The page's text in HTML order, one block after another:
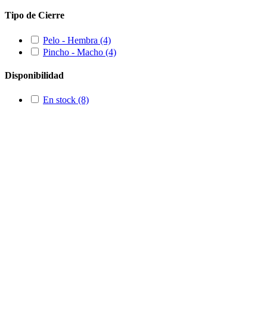
Tipo de Cierre
Pelo - Hembra (4)
Pincho - Macho (4)
Disponibilidad
En stock (8)